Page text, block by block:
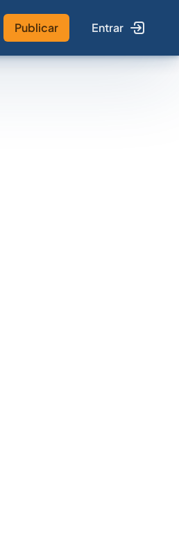
Publicar Entrar